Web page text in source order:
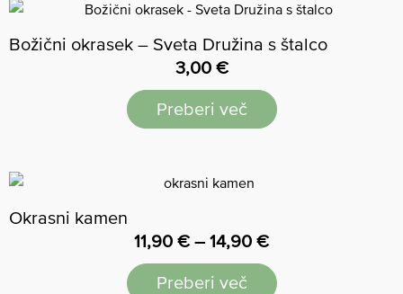
Božični okrasek – Sveta Družina s štalco
3,00 €
Preberi več
Okrasni kamen
11,90 € – 14,90 €
Preberi več